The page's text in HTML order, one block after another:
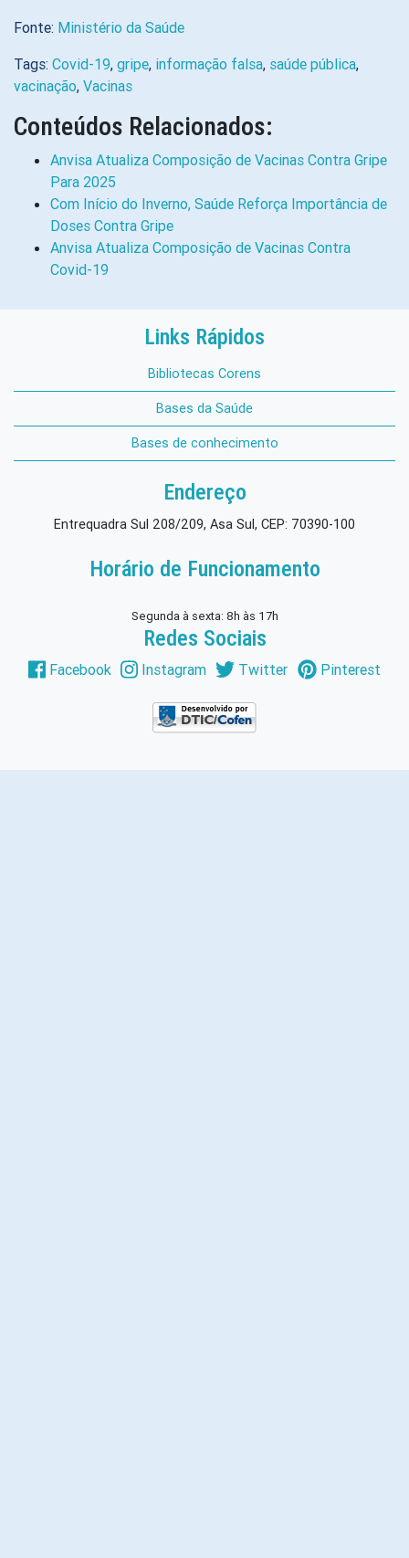
Fonte: Ministério da Saúde
Tags: Covid-19, gripe, informação falsa, saúde pública,
vacinação, Vacinas
Conteúdos Relacionados:
Anvisa Atualiza Composição de Vacinas Contra Gripe
Para 2025
Com Início do Inverno, Saúde Reforça Importância de
Doses Contra Gripe
Anvisa Atualiza Composição de Vacinas Contra
Covid-19
Links Rápidos
Bibliotecas Corens
Bases da Saúde
Bases de conhecimento
Endereço
Entrequadra Sul 208/209, Asa Sul, CEP: 70390-100
Horário de Funcionamento
Segunda à sexta: 8h às 17h
Redes Sociais
Facebook Instagram Twitter Pinterest